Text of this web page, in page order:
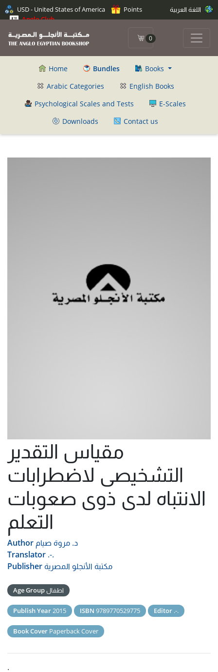
USD - United States of America
Points
Anglo Club
0
Home Bundles
Books
Arabic Categories
English Books
Psychological Scales and Tests
E-Scales
Downloads
Contact us
مقياس التقدير
التشخيصى لاضطرابات
الانتباه لدى ذوى صعوبات
التعلم
Author د. مروة صيام
Translator .-.
Publisher مكتبة الأنجلو المصرية
Age Group اطفال
Publish Year2015 ISBN 9789770529775 Editor .-.
Book Cover Paperback Cover
.